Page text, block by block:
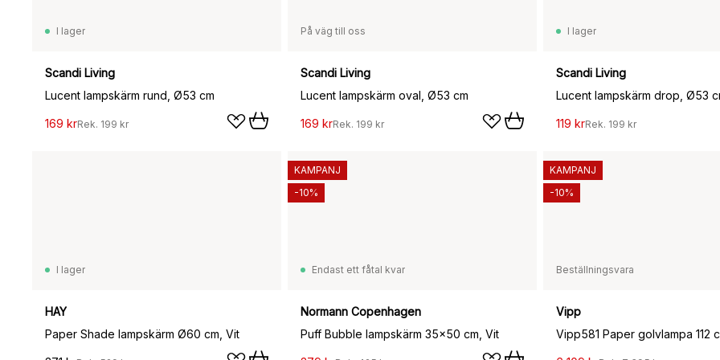
I lager
Scandi Living
Lucent lampskärm rund, Ø53 cm
169 krRek. 199 kr
På väg till oss
Scandi Living
Lucent lampskärm oval, Ø53 cm
169 krRek. 199 kr
I lager
Scandi Living
Lucent lampskärm drop, Ø53
119 krRek. 199 kr
I lager
HAY
Paper Shade lampskärm Ø60 cm, Vit
Endast ett fåtal kvar
Normann Copenhagen
Puff Bubble lampskärm 35x50 cm, Vit
KAMPANJ
-10%
Beställningsvara
Vipp
KAMPANJ
-10%